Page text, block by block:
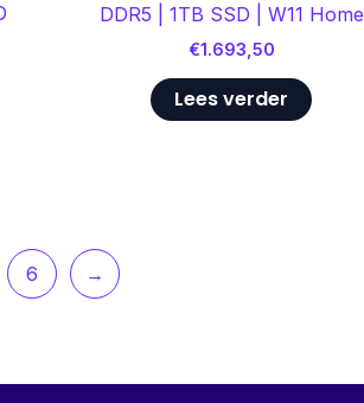
DDR5 | 1TB SSD | W11 Home
€1.693,50
Lees verder
6 →